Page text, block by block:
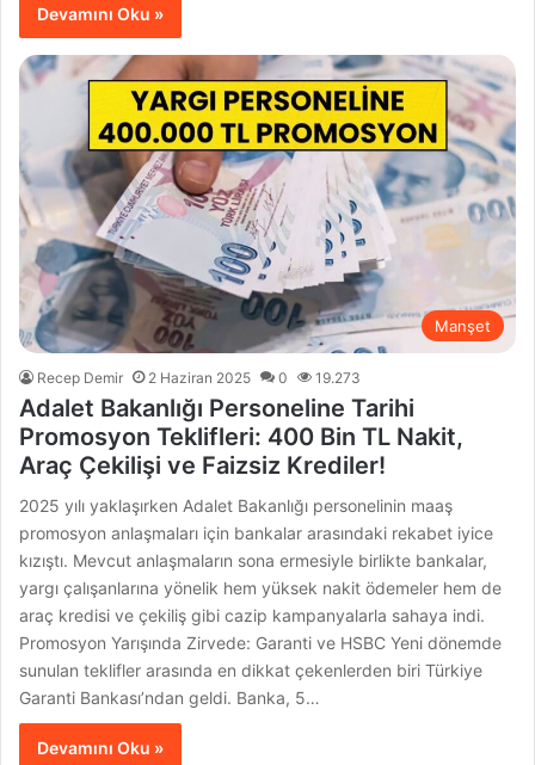
Devamını Oku »
Manşet
Recep Demir 2 Haziran 2025 0 19.273
Adalet Bakanlığı Personeline Tarihi
Promosyon Teklifleri: 400 Bin TL Nakit,
Araç Çekilişi ve Faizsiz Krediler!
2025 yılı yaklaşırken Adalet Bakanlığı personelinin maaş
promosyon anlaşmaları için bankalar arasındaki rekabet iyice
kızıştı. Mevcut anlaşmaların sona ermesiyle birlikte bankalar,
yargı çalışanlarına yönelik hem yüksek nakit ödemeler hem de
araç kredisi ve çekiliş gibi cazip kampanyalarla sahaya indi.
Promosyon Yarışında Zirvede: Garanti ve HSBC Yeni dönemde
sunulan teklifler arasında en dikkat çekenlerden biri Türkiye
Garanti Bankası’ndan geldi. Banka, 5…
Devamını Oku »